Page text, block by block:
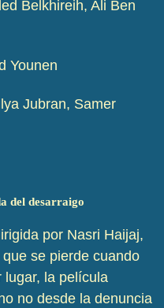
Belkhireih, Ali Ben
Younen
Jubran, Samer
del desarraigo
por Nasri Haijaj,
se pierde cuando
lugar, la película
no desde la denuncia